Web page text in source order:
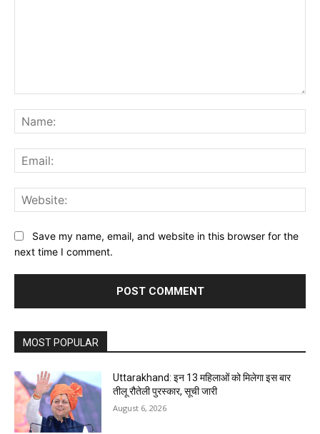
Save my name, email, and website in this browser for the
next time I comment.
MOST POPULAR
Uttarakhand: इन 13 महिलाओं को मिलेगा इस बार
तीलू रौतेली पुरस्कार, सूची जारी
August 6, 2026